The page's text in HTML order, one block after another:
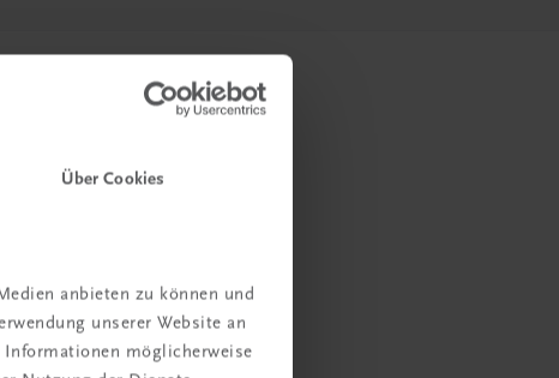
Über Cookies
anbieten zu können und
unserer Website an
Informationen möglicherweise